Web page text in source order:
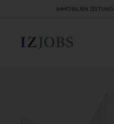
IMMOBILIEN ZEITUNG